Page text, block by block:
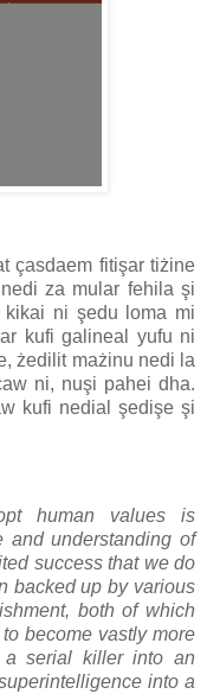
çasdaem fitişar tiżine
za mular fehila şi
ni şedu loma mi
kufi galineal yufu ni
żedilit mażinu nedi la
ni, nuşi pahei dha.
kufi nedial şedişe şi
human values is
and understanding of
success that we do
backed up by various
both of which
become vastly more
a serial killer into an
into a